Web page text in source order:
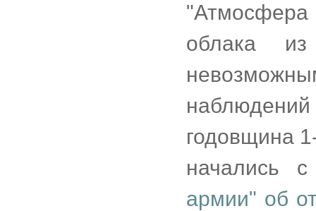
облака
годовщина
начались
армии" об